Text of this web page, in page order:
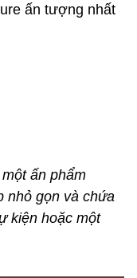
ấn tượng nhất
ấn phẩm
nhỏ gọn và chứa
kiện hoặc một